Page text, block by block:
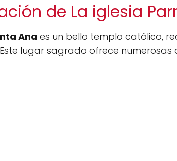
de La iglesia
Ana es un bello templo católico,
lugar sagrado ofrece numerosas